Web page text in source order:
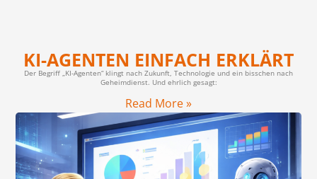
KI-AGENTEN EINFACH ERKLÄRT
Der Begriff „KI-Agenten“ klingt nach Zukunft, Technologie und ein bisschen nach
Geheimdienst. Und ehrlich gesagt:
Read More »